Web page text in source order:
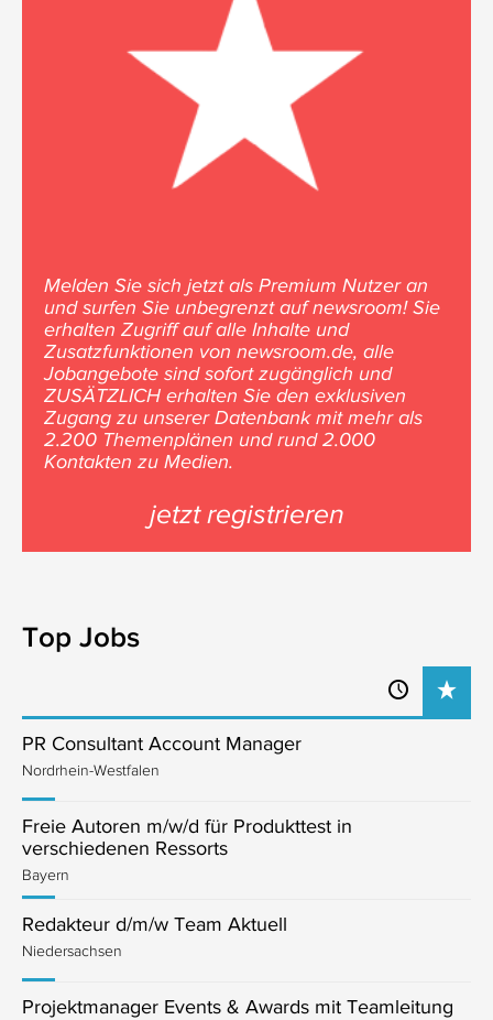
Melden Sie sich jetzt als Premium Nutzer an
und surfen Sie unbegrenzt auf newsroom! Sie
erhalten Zugriff auf alle Inhalte und
Zusatzfunktionen von newsroom.de, alle
Jobangebote sind sofort zugänglich und
ZUSÄTZLICH erhalten Sie den exklusiven
Zugang zu unserer Datenbank mit mehr als
2.200 Themenplänen und rund 2.000
Kontakten zu Medien.
jetzt registrieren
Top Jobs
PR Consultant Account Manager
Nordrhein-Westfalen
Freie Autoren m/w/d für Produkttest in
verschiedenen Ressorts
Bayern
Redakteur d/m/w Team Aktuell
Niedersachsen
Projektmanager Events & Awards mit Teamleitung